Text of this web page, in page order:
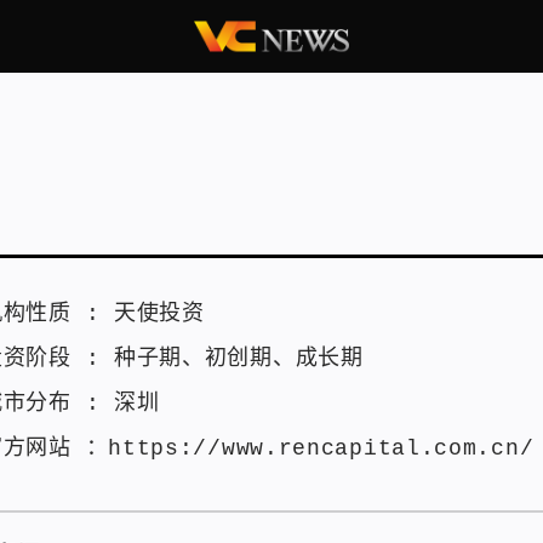
构性质 : 天使投资
资阶段 : 种子期、 初创期、 成长期
市分布 : 深圳
网站 ： https://www.rencapital.com.cn/